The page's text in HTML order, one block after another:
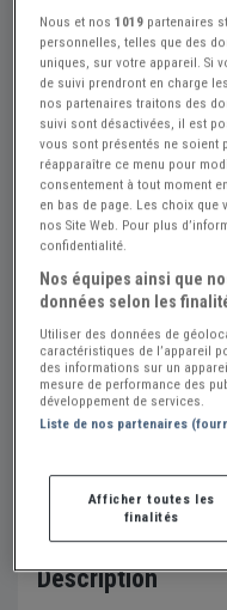
Réf : A275148 Actualisée
Jante AMILCAR
80 €
Moselle (57) -
Voir le
Envoyer un
Description
Nous et nos1019 partenaires
personnelles, telles que des
uniques, sur votre appareil. Si
de suivi prendront en charge
nos partenaires traitons des
suivi sont désactivées, il est
vous sont présentés ne soient
réapparaître ce menu pour
consentement à tout moment
en bas de page. Les choix
nos Site Web. Pour plus
confidentialité.
Nos équipes ainsi que
données selon les
Utiliser des données de
caractéristiques de l’appareil
des informations sur un
mesure de performance des
développement de services.
Liste de nos partenaires
Afficher toutes les
finalités